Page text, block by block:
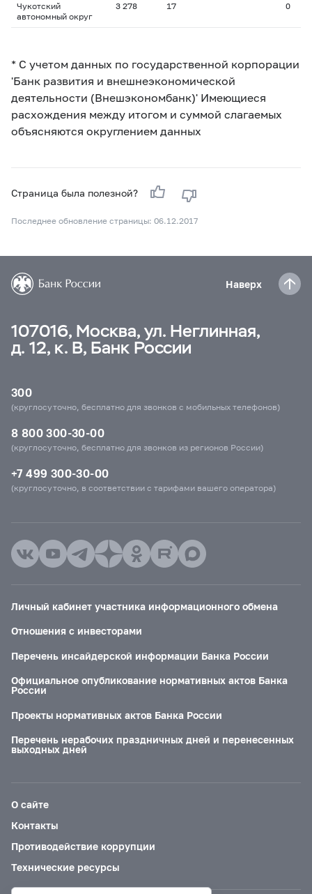
Чукотский
автономный округ
3 278 17 0
* С учетом данных по государственной корпорации
'Банк развития и внешнеэкономической
деятельности (Внешэкономбанк)' Имеющиеся
расхождения между итогом и суммой слагаемых
объясняются округлением данных
Страница была полезной?
Последнее обновление страницы: 06.12.2017
Наверх
107016, Москва, ул. Неглинная,
д. 12, к. В, Банк России
300
(круглосуточно, бесплатно для звонков с мобильных телефонов)
8 800 300-30-00
(круглосуточно, бесплатно для звонков из регионов России)
+7 499 300-30-00
(круглосуточно, в соответствии с тарифами вашего оператора)
Личный кабинет участника информационного обмена
Отношения с инвесторами
Перечень инсайдерской информации Банка России
Официальное опубликование нормативных актов Банка
России
Проекты нормативных актов Банка России
Перечень нерабочих праздничных дней и перенесенных
выходных дней
О сайте
Контакты
Противодействие коррупции
Технические ресурсы